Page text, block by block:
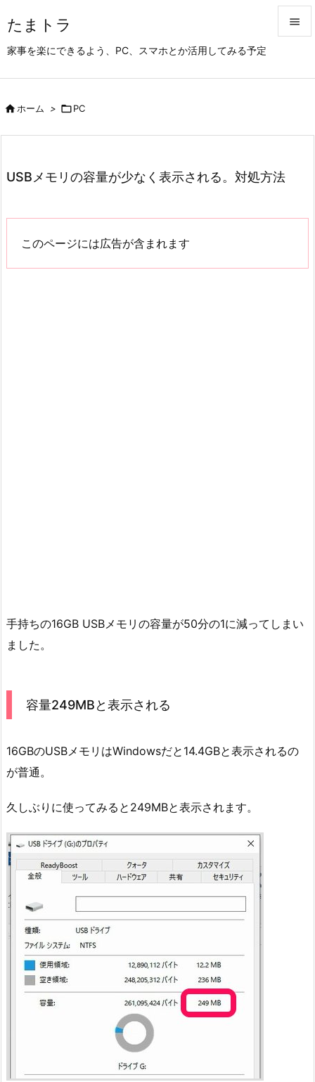
たまトラ
家事を楽にできるよう、PC、スマホとか活用してみる予定

前へ
ホーム > PC
USBメモリの容量が少なく表示される。対処方法
このページには広告が含まれます
手持ちの16GB USBメモリの容量が50分の1に減ってしまい
ました。
容量249MBと表示される
16GBのUSBメモリはWindowsだと14.4GBと表示されるの
が普通。
久しぶりに使ってみると249MBと表示されます。